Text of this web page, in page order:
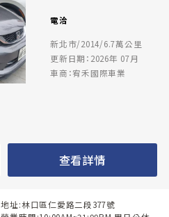
電洽
新北市/2014/6.7萬公里
更新日期：2026年 07月
車商：宥禾國際車業
查看詳情
地址:林口區仁愛路二段377號